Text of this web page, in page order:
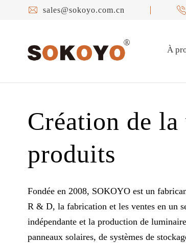
 sales@sokoyo.com.cn 
À
Création de
produits
Fondée en 2008, SOKOYO est un
R & D, la fabrication et les ventes en un
indépendante et la production de
panneaux solaires, de systèmes de